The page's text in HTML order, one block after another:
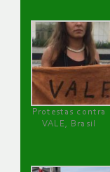
Protestas contra
VALE, Brasil